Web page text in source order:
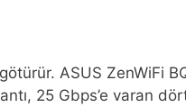
ASUS ZenWiFi
25 Gbps’e varan